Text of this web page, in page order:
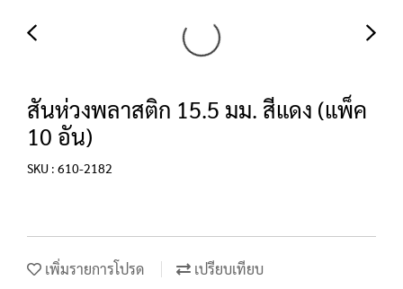
สันห่วงพลาสติก 15.5 มม. สีแดง (แพ็ค
10 อัน)
SKU : 610-2182
เพิ่มรายการโปรด เปรียบเทียบ